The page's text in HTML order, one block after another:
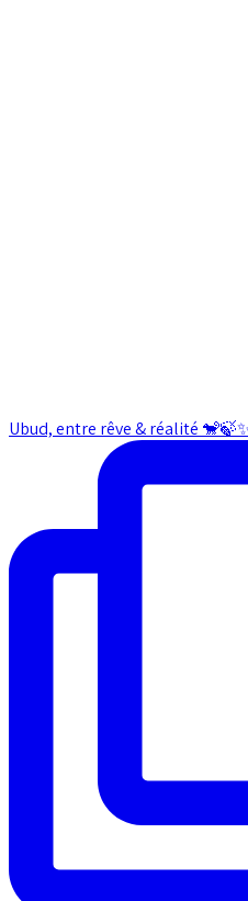
Ubud, entre rêve & réalité 🐒🍃✨